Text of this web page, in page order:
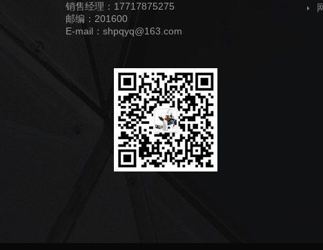
销售经理：17717875275
邮编：201600
E-mail：shpqyq@163.com